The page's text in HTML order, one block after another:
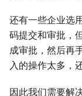
还有一些企业选
码提交和审批，
成审批，然后再
入的操作太多，
因此我们需要解